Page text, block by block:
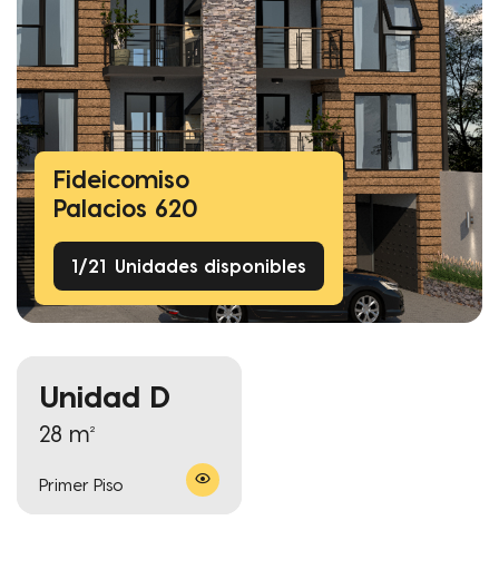
Fideicomiso
Palacios 620
1/21 Unidades disponibles
Unidad D
28 m²
Primer Piso